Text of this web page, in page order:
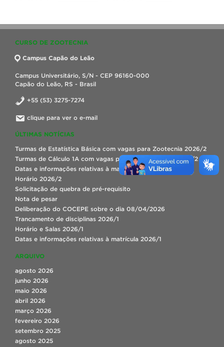
CURSO DE ZOOTECNIA
Campus Capão do Leão
Campus Universitário, S/N - CEP 96160-000
Capão do Leão, RS - Brasil
+55 (53) 3275-7274
clique para ver o e-mail
ÚLTIMAS NOTÍCIAS
Turmas de Estatística Básica com vagas para Zootecnia 2026/2
Turmas de Cálculo 1A com vagas para repetentes em 2026/2
Datas e informações relativas à matrícula 2026/2
Horário 2026/2
Solicitação de quebra de pré-requisito
Nota de pesar
Deliberação do COCEPE sobre o dia 08/04/2026
Trancamento de disciplinas 2026/1
Horário e Salas 2026/1
Datas e informações relativas à matrícula 2026/1
ARQUIVO
agosto 2026
junho 2026
maio 2026
abril 2026
março 2026
fevereiro 2026
setembro 2025
agosto 2025